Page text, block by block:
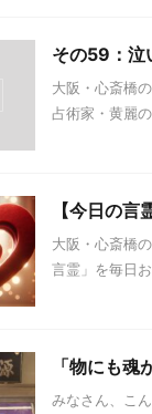
その59：泣
大阪・心斎橋
占術家・黄麗
【今日の
大阪・心斎橋
言霊」を毎日
「物にも魂
みなさん、こ